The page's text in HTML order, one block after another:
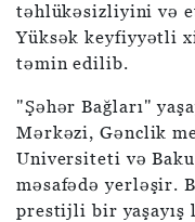
təhlükəsizliyini və
Yüksək keyfiyyətli
təmin edilib.
"Şəhər Bağları"
Mərkəzi, Gənclik
Universiteti və Baku
məsafədə yerləşir.
prestijli bir yaşayış